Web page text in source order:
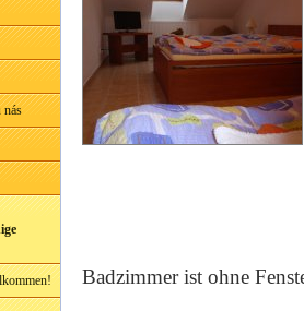
nás
Badzimmer ist ohne